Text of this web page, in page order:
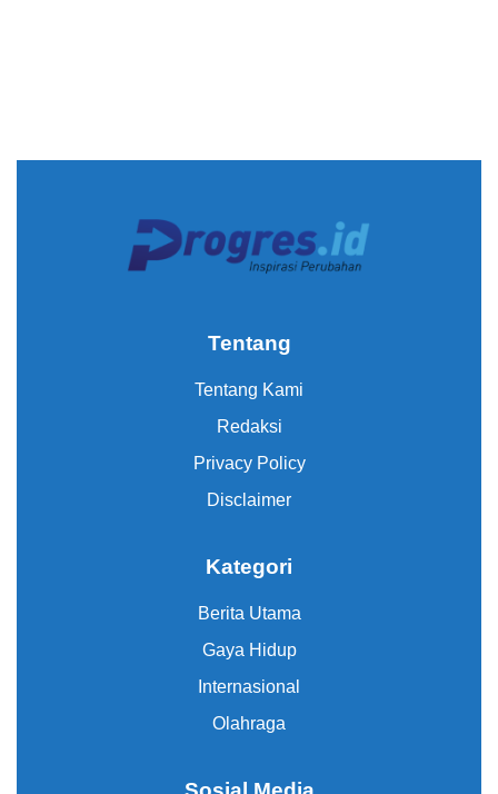
Tentang
Tentang Kami
Redaksi
Privacy Policy
Disclaimer
Kategori
Berita Utama
Gaya Hidup
Internasional
Olahraga